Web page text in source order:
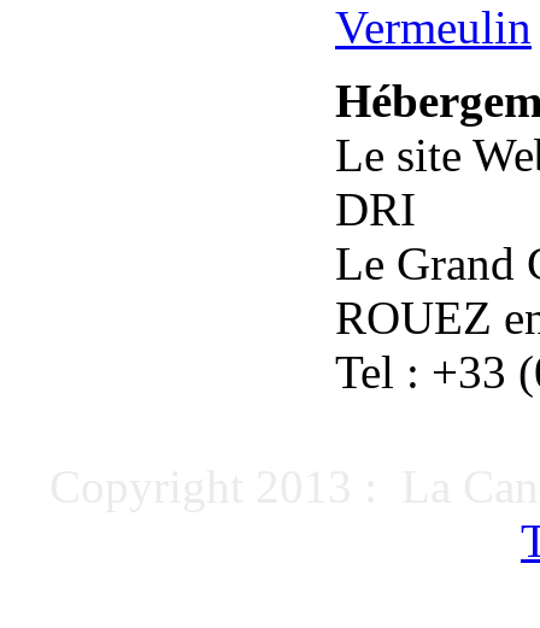
Vermeulin
Le site
DRI
Le Grand
ROUEZ
Tel : +33